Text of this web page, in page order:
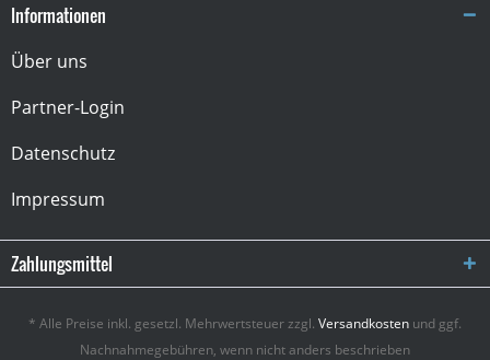
Informationen
Über uns
Partner-Login
Datenschutz
Impressum
Zahlungsmittel
* Alle Preise inkl. gesetzl. Mehrwertsteuer zzgl. Versandkosten und ggf.
Nachnahmegebühren, wenn nicht anders beschrieben